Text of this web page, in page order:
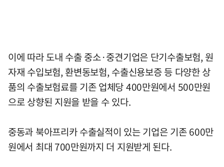
이에 따라 도내 수출 중소·중견기업은 단기수출보험, 원
자재 수입보험, 환변동보험, 수출신용보증 등 다양한 상
품의 수출보험료를 기존 업체당 400만원에서 500만원
으로 상향된 지원을 받을 수 있다.
중동과 북아프리카 수출실적이 있는 기업은 기존 600만
원에서 최대 700만원까지 더 지원받게 된다.